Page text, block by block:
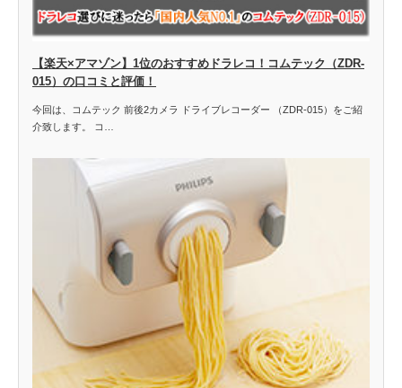
【楽天×アマゾン】1位のおすすめドラレコ！コムテック（ZDR-
015）の口コミと評価！
今回は、コムテック 前後2カメラ ドライブレコーダー （ZDR-015）をご紹
介致します。 コ…